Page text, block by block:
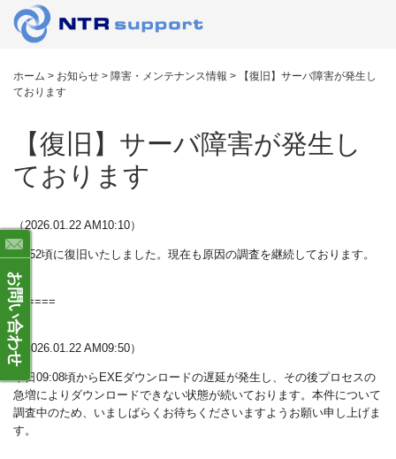
ホーム > お知らせ > 障害・メンテナンス情報 >
【復旧】サーバ障害が発生し
ております
【復旧】サーバ障害が発生し
ております
（2026.01.22 AM10:10）
09:52頃に復旧いたしました。現在も原因の調査を継続しております。
======
（2026.01.22 AM09:50）
本日09:08頃からEXEダウンロードの遅延が発生し、その後プロセスの
急増によりダウンロードできない状態が続いております。本件について
調査中のため、いましばらくお待ちくださいますようお願い申し上げま
す。
お問い合わせ